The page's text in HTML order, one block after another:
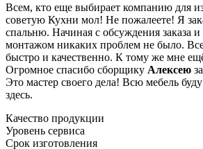
Всем, кто еще выбирает компанию для
советую Кухни мол! Не пожалеете! Я
спальню. Начиная с обсуждения заказа и
монтажом никаких проблем не было.
быстро и качественно. К тому же мне
Огромное спасибо сборщику Алексею
Это мастер своего дела! Всю мебель буду
здесь.
Качество продукции
Уровень сервиса
Срок изготовления